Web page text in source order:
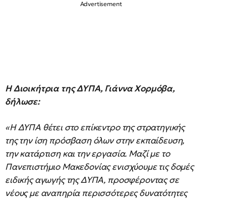
Η Διοικήτρια της ΔΥΠΑ, Γιάννα Χορμόβα,
δήλωσε:
«Η ΔΥΠΑ θέτει στο επίκεντρο της στρατηγικής
της την ίση πρόσβαση όλων στην εκπαίδευση,
την κατάρτιση και την εργασία. Μαζί με το
Πανεπιστήμιο Μακεδονίας ενισχύουμε τις δομές
ειδικής αγωγής της ΔΥΠΑ, προσφέροντας σε
νέους με αναπηρία περισσότερες δυνατότητες